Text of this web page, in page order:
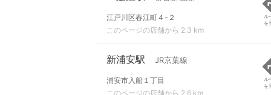
江戸川区春江町４-２
このページの店舗から 2.3 km
ル
を
新浦安駅 JR京葉線
浦安市入船１丁目
このページの店舗から 2.6 km
ル
を